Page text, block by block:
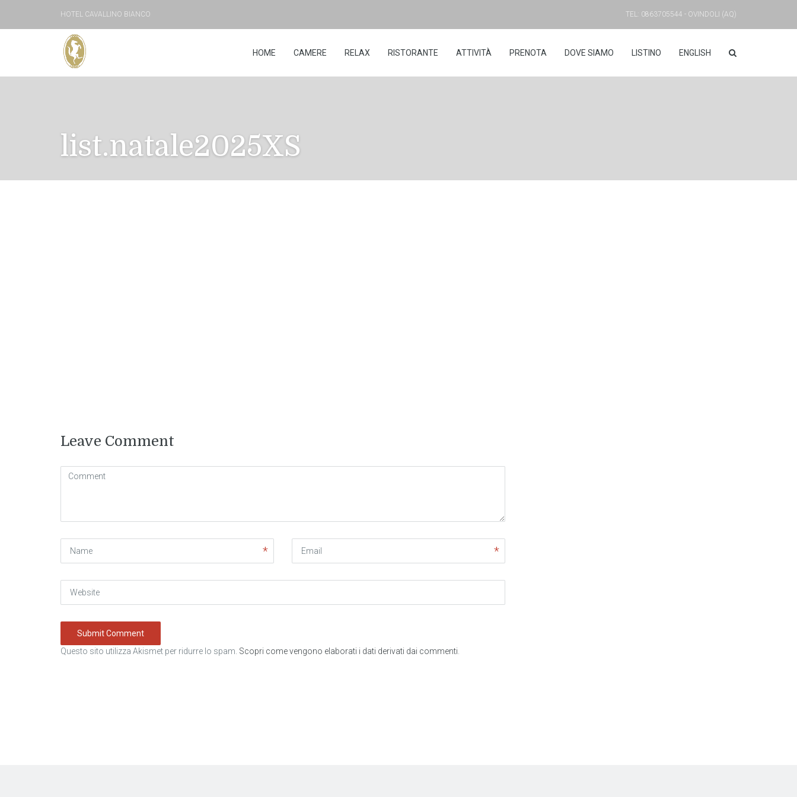
HOTEL CAVALLINO BIANCO TEL: 0863705544 - OVINDOLI (AQ)
HOME CAMERE RELAX RISTORANTE ATTIVITÀ PRENOTA DOVE SIAMO LISTINO ENGLISH
list.natale2025XS
Leave Comment
Comment ( * )
Questo sito utilizza Akismet per ridurre lo spam. Scopri come vengono elaborati i dati derivati dai commenti